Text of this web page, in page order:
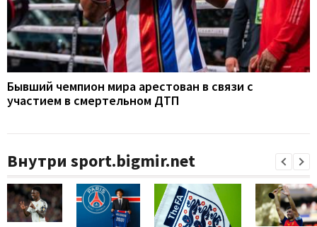
Бывший чемпион мира арестован в связи с
участием в смертельном ДТП
Внутри sport.bigmir.net